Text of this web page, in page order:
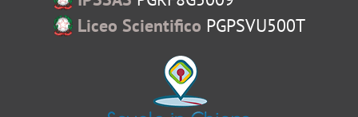
Liceo Scientifico PGPSVU500T